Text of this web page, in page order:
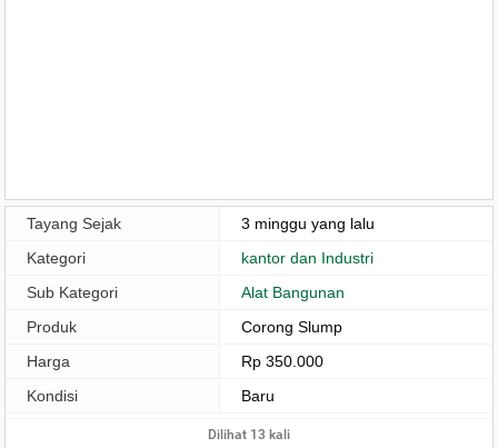
Tayang Sejak
3 minggu yang lalu
Kategori
kantor dan Industri
Sub Kategori
Alat Bangunan
Produk
Corong Slump
Harga
Rp 350.000
Kondisi
Baru
Dilihat 13 kali